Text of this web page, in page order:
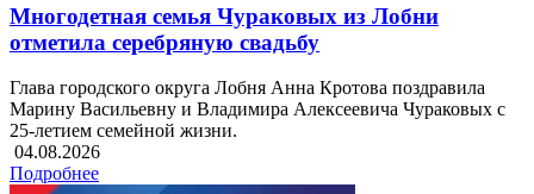
Многодетная семья Чураковых из Лобни
отметила серебряную свадьбу
Глава городского округа Лобня Анна Кротова поздравила
Марину Васильевну и Владимира Алексеевича Чураковых с
25-летием семейной жизни.
04.08.2026
Подробнее